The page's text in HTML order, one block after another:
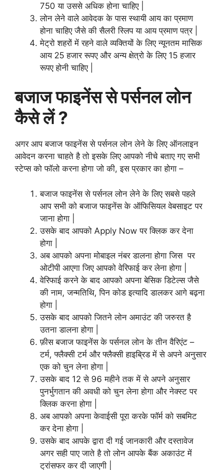
750 या उससे अधिक होना चाहिए |
लोन लेने वाले आवेदक के पास स्थायी आय का प्रमाण
होना चाहिए जैसे की सैलरी स्लिप या आय प्रमाण पत्र |
मेट्रो शहरों में रहने वाले व्यक्तियों के लिए न्यूनतम मासिक
आय 25 हजार रूपए और अन्य क्षेत्रो के लिए 15 हजार
रूपए होनी चाहिए |
बजाज फाइनेंस से पर्सनल लोन
कैसे लें ?
अगर आप बजाज फाइनेंस से पर्सनल लोन लेने के लिए ऑनलाइन
आवेदन करना चाहते है तो इसके लिए आपको नीचे बताए गए सभी
स्टेप्स को फॉलो करना होगा जो की, इस प्रकार का होगा –
बजाज फाइनेंस से पर्सनल लोन लेने के लिए सबसे पहले
आप सभी को बजाज फाइनेंस के ऑफिसियल वेबसाइट पर
जाना होगा |
उसके बाद आपको Apply Now पर क्लिक कर देना
होगा |
अब आपको अपना मोबाइल नंबर डालना होगा जिस पर
ओटीपी आएगा जिए आपको वेरिफाई कर लेना होगा |
वेरिफाई करने के बाद आपको अपना बेसिक डिटेल्स जैसे
की नाम, जन्मतिथि, पिन कोड इत्यादि डालकर आगे बढ़ना
होगा |
उसके बाद आपको जितने लोन अमाउंट की जरुरत है
उतना डालना होगा |
फ़ीस बजाज फाइनेंस के पर्सनल लोन के तीन वैरिएंट –
टर्म, फ्लैक्सी टर्म और फ्लैक्सी हाइब्रिड में से अपने अनुसार
एक को चुन लेना होगा |
उसके बाद 12 से 96 महीने तक में से अपने अनुसार
पुनर्भुगतान की अवधी को चुन लेना होगा और नेक्स्ट पर
क्लिक करना होगा |
अब आपको अपना केवाईसी पूरा करके फॉर्म को सबमिट
कर देना होगा |
उसके बाद आपके द्वारा दी गई जानकारी और दस्तावेज
अगर सही पाए जाते है तो लोन आपके बैंक अकाउंट में
ट्रांसफर कर दी जाएगी |